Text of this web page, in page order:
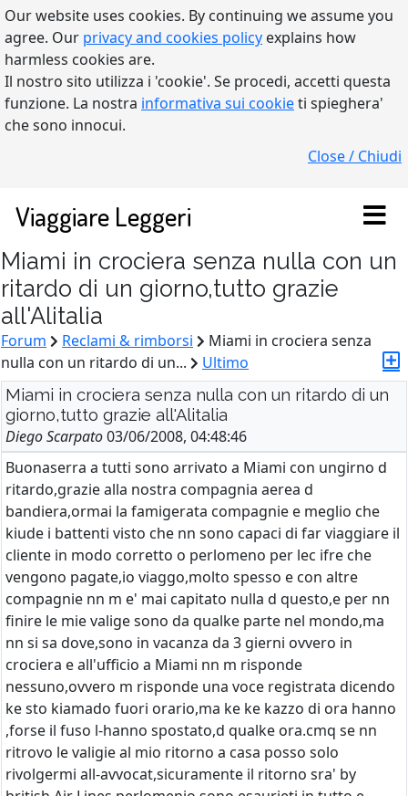
Our website uses cookies. By continuing we assume you
agree. Our privacy and cookies policy explains how
harmless cookies are.
Il nostro sito utilizza i 'cookie'. Se procedi, accetti questa
funzione. La nostra informativa sui cookieti spieghera'
che sono innocui.
Close / Chiudi
Viaggiare Leggeri
Miami in crociera senza nulla con un
ritardo di un giorno,tutto grazie
all'Alitalia
Forum Reclami & rimborsi
Miami in crociera senza
nulla con un ritardo di un...
Ultimo
Miami in crociera senza nulla con un ritardo di un
giorno,tutto grazie all'Alitalia
Diego Scarpato03/06/2008, 04:48:46
Buonaserra a tutti sono arrivato a Miami con ungirno d
ritardo,grazie alla nostra compagnia aerea d
bandiera,ormai la famigerata compagnie e meglio che
kiude i battenti visto che nn sono capaci di far viaggiare il
cliente in modo corretto o perlomeno per lec ifre che
vengono pagate,io viaggo,molto spesso e con altre
compagnie nn m e' mai capitato nulla d questo,e per nn
finire le mie valige sono da qualke parte nel mondo,ma
nn si sa dove,sono in vacanza da 3 gierni ovvero in
crociera e all'ufficio a Miami nn m risponde
nessuno,ovvero m risponde una voce registrata dicendo
ke sto kiamado fuori orario,ma ke ke kazzo di ora hanno
,forse il fuso l-hanno spostato,d qualke ora.cmq se nn
ritrovo le valigie al mio ritorno a casa posso solo
rivolgermi all-avvocat,sicuramente il ritorno sra' by